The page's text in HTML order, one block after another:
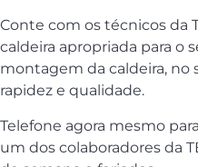
Conte com os técnicos da
caldeira apropriada para o
montagem da caldeira, no
rapidez e qualidade.
Telefone agora mesmo
um dos colaboradores da